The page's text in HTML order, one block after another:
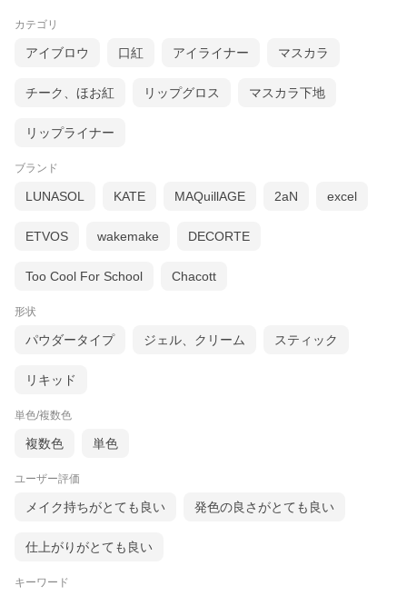
カテゴリ
アイブロウ 口紅 アイライナー マスカラ
チーク、ほお紅 リップグロス マスカラ下地
リップライナー
ブランド
LUNASOL KATE MAQuillAGE 2aN excel
ETVOS wakemake DECORTE
Too Cool For School Chacott
形状
パウダータイプ ジェル、クリーム スティック
リキッド
単色/複数色
複数色 単色
ユーザー評価
メイク持ちがとても良い 発色の良さがとても良い
仕上がりがとても良い
キーワード